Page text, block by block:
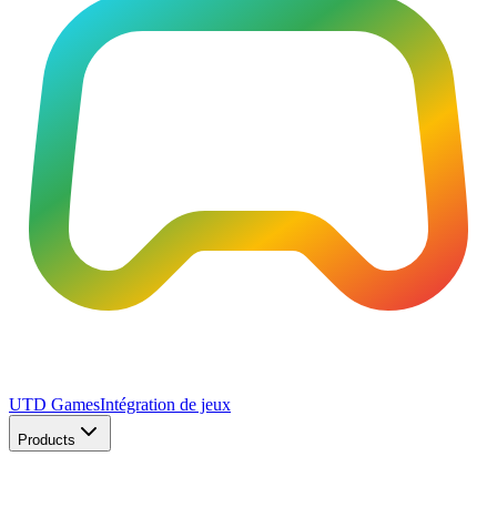
UTD GamesIntégration de jeux
Products